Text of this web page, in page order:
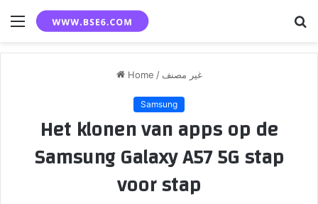
Menu
Home / غير مصنف
Samsung
Het klonen van apps op de
Samsung Galaxy A57 5G stap
voor stap